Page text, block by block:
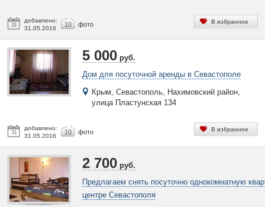
31
добавлено:
31.05.2016
10 фото В избранное
31
добавлено:
31.05.2016
10 фото
5 000 руб.
Дом для посуточной аренды в Севастополе
Крым, Севастополь, Нахимовский район,
улица Пластунская 134
В избранное
2 700 руб.
Предлагаем снять посуточно однокомнатную
центре Севастополя